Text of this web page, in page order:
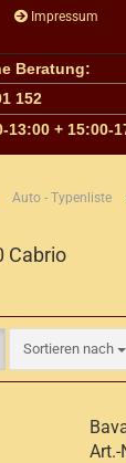
Impressum
Beratung:
152
13:00 + 15:00-
Auto - Typenliste
Cabrio
Sortieren nach
Sortieren nach